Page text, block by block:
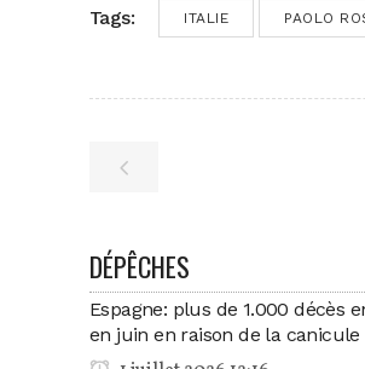
Tags: ITALIE PAOLO
DÉPÊCHES
Espagne: plus de 1.000 décès
en juin en raison de la canicule